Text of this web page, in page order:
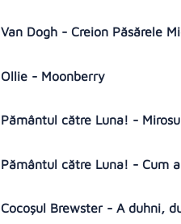
Van Dogh - Creion Păsărele
Ollie - Moonberry
Pământul către Luna! -
Pământul către Luna! - Cum
Cocoșul Brewster - A duhni,